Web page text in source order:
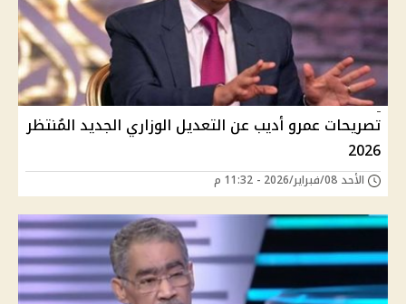
تصريحات عمرو أديب عن التعديل الوزاري الجديد المُنتظر
2026
الأحد 08/فبراير/2026 - 11:32 م